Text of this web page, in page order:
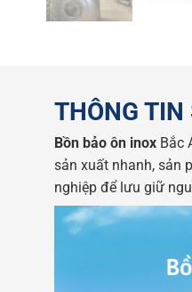
THÔNG
Bồn bảo ôn inoxBắc
sản xuất nhanh, sản
nghiệp để lưu giữ